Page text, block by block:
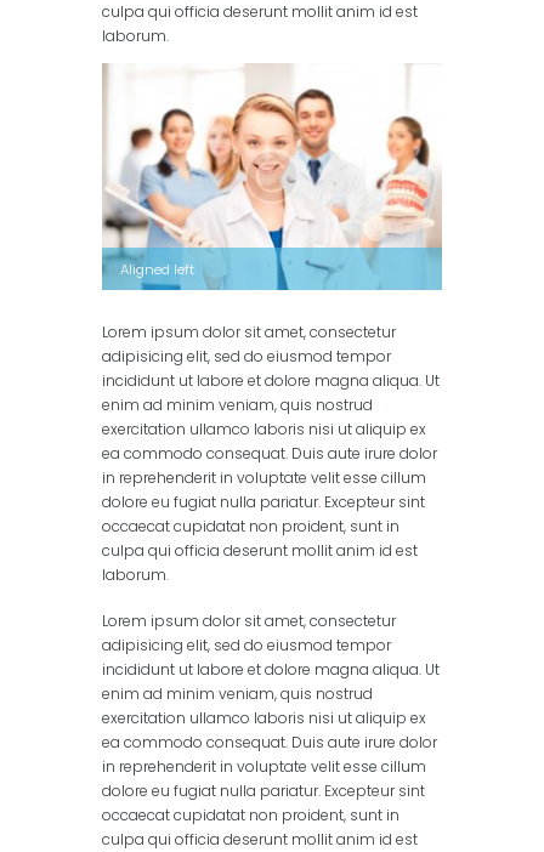
culpa qui officia deserunt mollit anim id est
laborum.
Aligned left
Lorem ipsum dolor sit amet, consectetur
adipisicing elit, sed do eiusmod tempor
incididunt ut labore et dolore magna aliqua. Ut
enim ad minim veniam, quis nostrud
exercitation ullamco laboris nisi ut aliquip ex
ea commodo consequat. Duis aute irure dolor
in reprehenderit in voluptate velit esse cillum
dolore eu fugiat nulla pariatur. Excepteur sint
occaecat cupidatat non proident, sunt in
culpa qui officia deserunt mollit anim id est
laborum.
Lorem ipsum dolor sit amet, consectetur
adipisicing elit, sed do eiusmod tempor
incididunt ut labore et dolore magna aliqua. Ut
enim ad minim veniam, quis nostrud
exercitation ullamco laboris nisi ut aliquip ex
ea commodo consequat. Duis aute irure dolor
in reprehenderit in voluptate velit esse cillum
dolore eu fugiat nulla pariatur. Excepteur sint
occaecat cupidatat non proident, sunt in
culpa qui officia deserunt mollit anim id est